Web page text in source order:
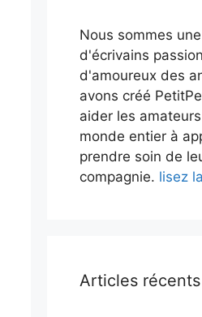
Nous sommes
d'écrivains
d'amoureux des
avons créé
aider les
monde entier à
prendre soin de
compagnie. lisez
Articles récents